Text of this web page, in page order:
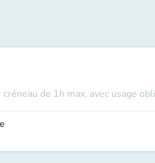
de 1h max, avec usage